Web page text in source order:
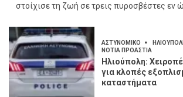
στοίχισε τη ζωή σε τρεις πυροσβέστες εν
ΑΣΤΥΝΟΜΙΚΟ
ΝΟΤΙΑ ΠΡΟΑΣΤΙΑ
Ηλιούπολη:
για κλοπές
καταστήματα